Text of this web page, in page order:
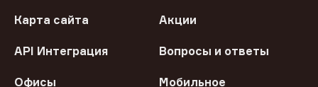
Карта сайта Акции
API Интеграция Вопросы и ответы
Офисы
Мобильное